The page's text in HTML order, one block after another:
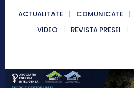
ACTUALITATE COMUNICATE
VIDEO
REVISTA PRESEI